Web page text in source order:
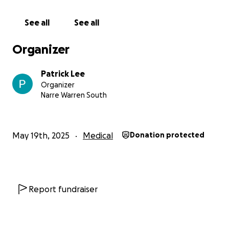
and makes a difference.
អ៊ុក សុភ័ក្រម៉ូលីកា គឺជាស្ត្រីក្លាហាន និងអ្នកការពារសិទ្ធិការងារ។ ក្នុង
នាមជាសមាជិកនៃសហជីពទ្រទ្រង់សិទ្ធិការងារបុគ្គលិកកម្មករខ្មែរ នៃ
ក្រុមហ៊ុនណាហ្គាវើលដ៏ (LRSU) អ្នកស្រី ម៉ូលីកា បានលះបង់អស់ជា
ច្រើនឆ្នាំក្នុងការតស៊ូដើម្បីសិទ្ធិកម្មករ។
ដ៏ នៅក្នុងរាជធានីភ្នំពេញ ដែលកម្មករនៅទីនោះបន្តតវ៉ានឹងការបញ្ឈប់
បុគ្គលិកមួយពាន់នាក់ជាងក្នុងអំឡុងពេលជំងឺកូវីដ-១៩។ តាំងពីពេល
ឥឡូវនេះ អ្នកស្រី ម៉ូលីកា ប្រឈមនឹងជំងឺមហារីករន្ធគូថ ដែលគំរាម
See all See all
Organizer
Patrick Lee
Organizer
Narre Warren South
May 19th, 2025 Medical Donation protected
Report fundraiser